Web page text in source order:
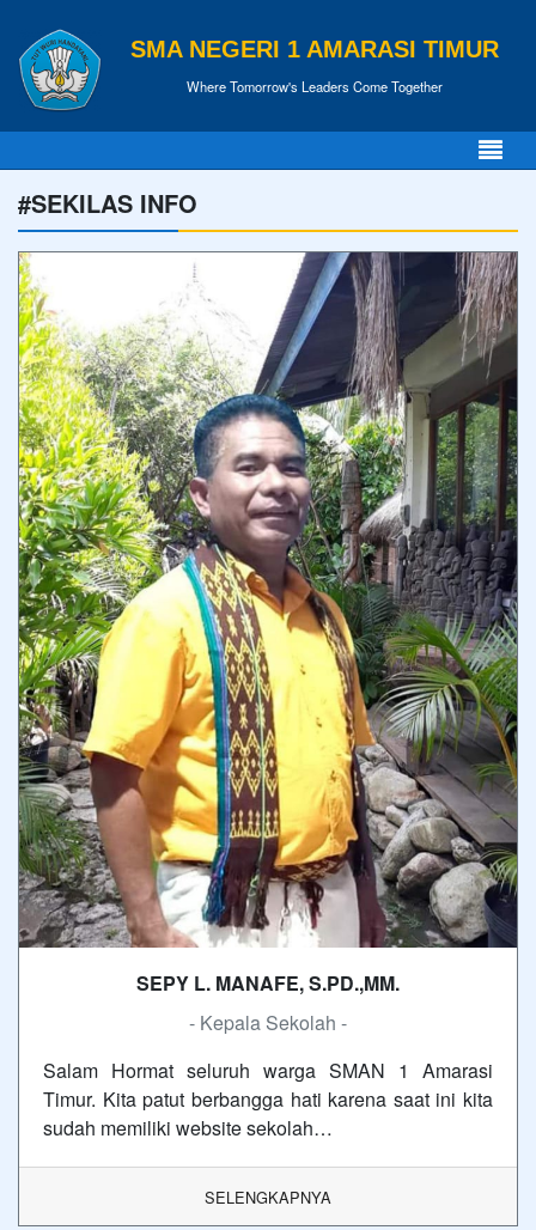
SMA NEGERI 1 AMARASI TIMUR
Where Tomorrow's Leaders Come Together
#SEKILAS INFO
SEPY L. MANAFE, S.PD.,MM.
- Kepala Sekolah -
Salam Hormat seluruh warga SMAN 1 Amarasi
Timur. Kita patut berbangga hati karena saat ini kita
sudah memiliki website sekolah…
SELENGKAPNYA